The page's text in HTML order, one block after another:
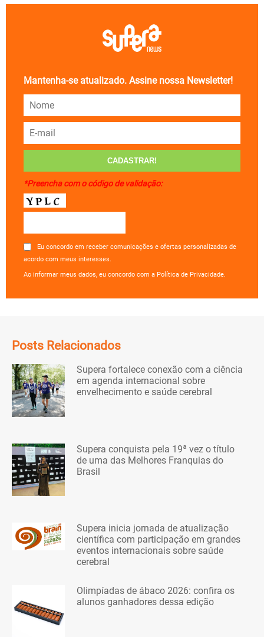
Mantenha-se atualizado. Assine nossa Newsletter!
*Preencha com o código de validação:
Eu concordo em receber comunicações e ofertas personalizadas de
acordo com meus interesses.
Ao informar meus dados, eu concordo com a Política de Privacidade.
Posts Relacionados
Supera fortalece conexão com a ciência
em agenda internacional sobre
envelhecimento e saúde cerebral
Supera conquista pela 19ª vez o título
de uma das Melhores Franquias do
Brasil
Supera inicia jornada de atualização
científica com participação em grandes
eventos internacionais sobre saúde
cerebral
Olimpíadas de ábaco 2026: confira os
alunos ganhadores dessa edição